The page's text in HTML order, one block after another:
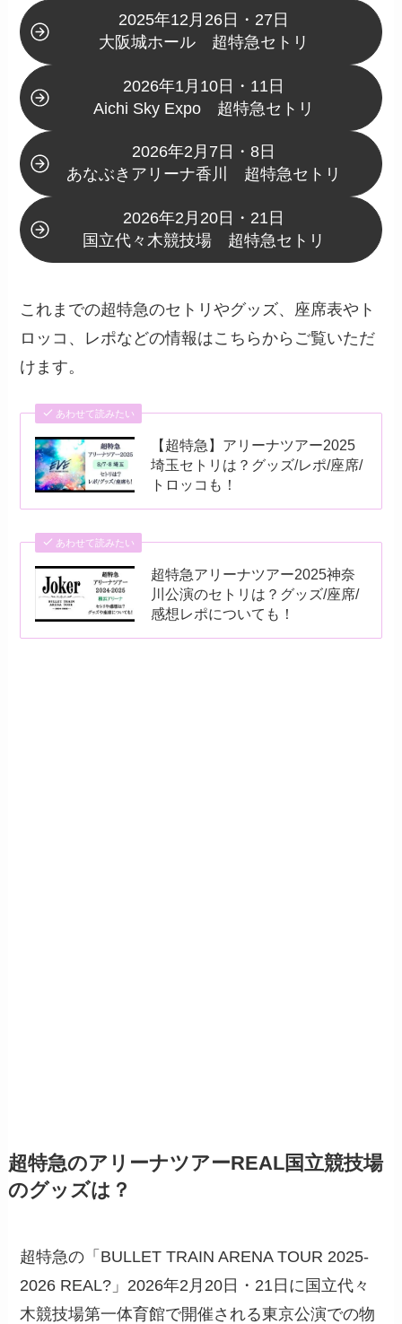
2025年12月26日・27日
大阪城ホール 超特急セトリ
2026年1月10日・11日
Aichi Sky Expo 超特急セトリ
2026年2月7日・8日
あなぶきアリーナ香川 超特急セトリ
2026年2月20日・21日
国立代々木競技場 超特急セトリ
これまでの超特急のセトリやグッズ、座席表やト
ロッコ、レポなどの情報はこちらからご覧いただ
けます。
あわせて読みたい
【超特急】アリーナツアー2025
埼玉セトリは？グッズ/レポ/座席/
トロッコも！
あわせて読みたい
超特急アリーナツアー2025神奈
川公演のセトリは？グッズ/座席/
感想レポについても！
超特急のアリーナツアーREAL国立競技場
のグッズは？
超特急の「BULLET TRAIN ARENA TOUR 2025-
2026 REAL?」2026年2月20日・21日に国立代々
木競技場第一体育館で開催される東京公演での物